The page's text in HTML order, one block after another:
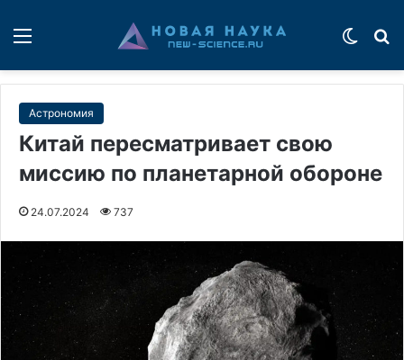
Астрономия
Китай пересматривает свою
миссию по планетарной обороне
24.07.2024 737